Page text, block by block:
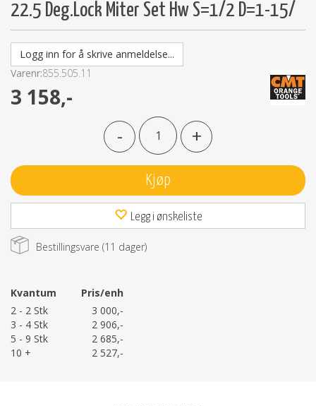
22.5 Deg.Lock Miter Set Hw S=1/2 D=1-15/
Logg inn for å skrive anmeldelse...
Varenr:855.505.11
3 158,-
- +
Kjøp
Legg i ønskeliste
Bestillingsvare (11 dager)
Kvantum
Pris/enh
2 - 2 Stk
3 000,-
3 - 4 Stk
2 906,-
5 - 9 Stk
2 685,-
10 +
2 527,-